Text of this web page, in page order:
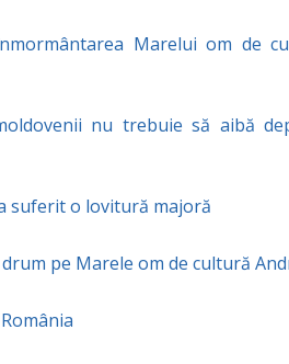
Marelui om de
nu trebuie să aibă
suferit o lovitură majoră
pe Marele om de cultură